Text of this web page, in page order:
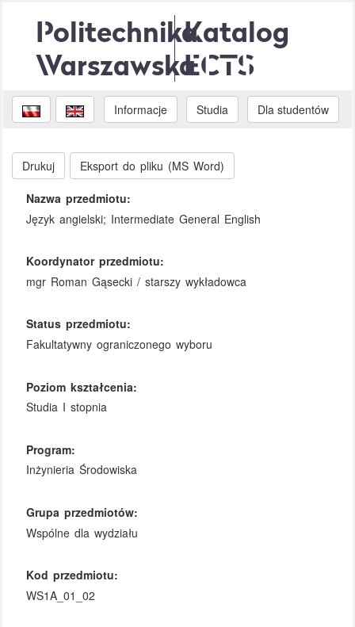
Politechnika
Warszawska
Katalog
ECTS
Informacje Studia Dla studentów
Drukuj Eksport do pliku (MS Word)
Nazwa przedmiotu:
Język angielski; Intermediate General English
Koordynator przedmiotu:
mgr Roman Gąsecki / starszy wykładowca
Status przedmiotu:
Fakultatywny ograniczonego wyboru
Poziom kształcenia:
Studia I stopnia
Program:
Inżynieria Środowiska
Grupa przedmiotów:
Wspólne dla wydziału
Kod przedmiotu:
WS1A_01_02